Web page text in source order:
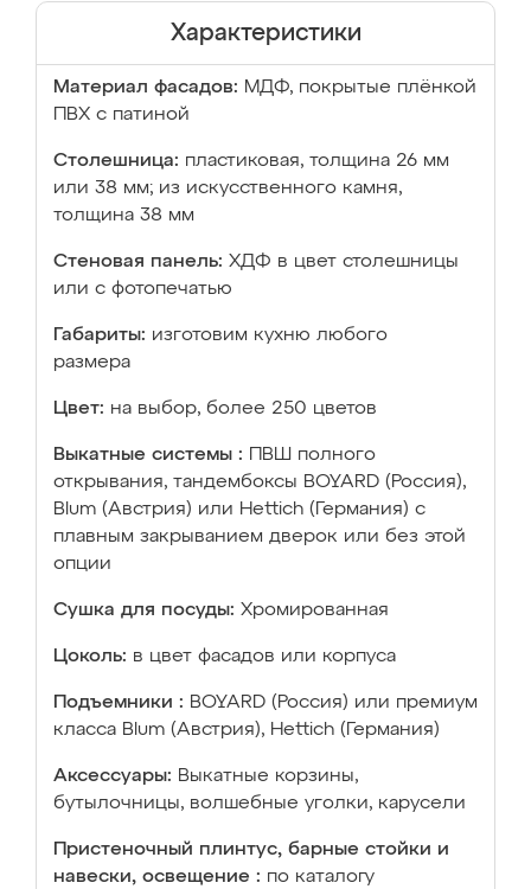
Характеристики
Материал фасадов: МДФ, покрытые плёнкой
ПВХ с патиной
Столешница: пластиковая, толщина 26 мм
или 38 мм; из искусственного камня,
толщина 38 мм
Стеновая панель: ХДФ в цвет столешницы
или с фотопечатью
Габариты: изготовим кухню любого
размера
Цвет: на выбор, более 250 цветов
Выкатные системы :
ПВШ полного
открывания, тандембоксы BOYARD (Россия),
Blum (Австрия) или Hettich (Германия) с
плавным закрыванием дверок или без этой
опции
Сушка для посуды: Хромированная
Цоколь: в цвет фасадов или корпуса
Подъемники : BOYARD (Россия) или премиум
класса Blum (Австрия), Hettich (Германия)
Аксессуары: Выкатные корзины,
бутылочницы, волшебные уголки, карусели
Пристеночный плинтус, барные стойки и
навески, освещение : по каталогу